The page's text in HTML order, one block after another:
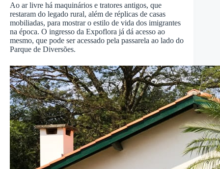
Ao ar livre há maquinários e tratores antigos, que
restaram do legado rural, além de réplicas de casas
mobiliadas, para mostrar o estilo de vida dos imigrantes
na época. O ingresso da Expoflora já dá acesso ao
mesmo, que pode ser acessado pela passarela ao lado do
Parque de Diversões.